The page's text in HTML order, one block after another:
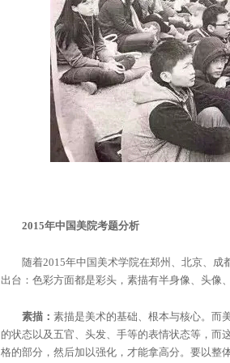
2015年中国美院考题分析
随着2015年中国美术学院在郑州、北京、成
出台：色彩方面都是彩头，素描有半身像、头像
素描： 素描是美术的基础、根本与核心。而
的状态以及五官、头发、手等的表情状态等，而
格的部分，然后加以强化，才能拿高分。要以整